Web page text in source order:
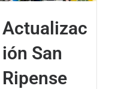
Actualizac
ión San
Ripense